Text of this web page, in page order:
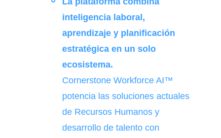
inteligencia laboral,
aprendizaje y planificación
estratégica en un solo
ecosistema.
Cornerstone Workforce AI™
potencia las soluciones actuales
de Recursos Humanos y
desarrollo de talento con